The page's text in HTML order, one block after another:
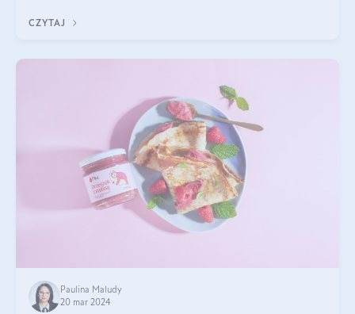
CZYTAJ
Paulina Maludy
20 mar 2024